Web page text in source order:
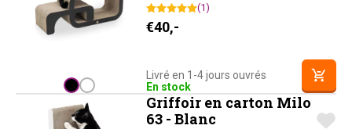
(1)
€40,-
Livré en 1-4 jours ouvrés
En stock
Griffoir en carton Milo
63 - Blanc